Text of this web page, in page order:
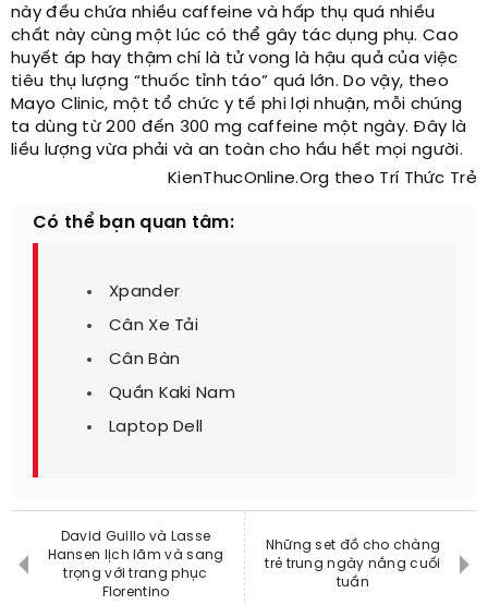
này đều chứa nhiều caffeine và hấp thụ quá nhiều
chất này cùng một lúc có thể gây tác dụng phụ. Cao
huyết áp hay thậm chí là tử vong là hậu quả của việc
tiêu thụ lượng “thuốc tỉnh táo” quá lớn. Do vậy, theo
Mayo Clinic, một tổ chức y tế phi lợi nhuận, mỗi chúng
ta dùng từ 200 đến 300 mg caffeine một ngày. Đây là
liều lượng vừa phải và an toàn cho hầu hết mọi người.
KienThucOnline.Org theo Trí Thức Trẻ
Có thể bạn quan tâm:
Xpander
Cân Xe Tải
Cân Bàn
Quần Kaki Nam
Laptop Dell
David Guillo và Lasse
Hansen lịch lãm và sang
trọng với trang phục
Florentino
Những set đồ cho chàng
trẻ trung ngày nắng cuối
tuần